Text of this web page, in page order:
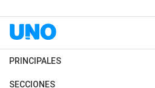
PRINCIPALES
Últimas Noticias
SECCIONES